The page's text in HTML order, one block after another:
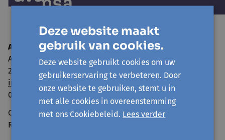
Avansa Rivierenland
Adegemstraat 79
2800 Mechelen
info@avansa-rivierenland.be
015 44 41 00
Ondernemingsnummer: 0860.552.425
RPR Antwerpen, afdeling Mechelen
Deze website maakt
gebruik van cookies.
Deze website gebruikt cookies om uw
gebruikerservaring te verbeteren. Door
onze website te gebruiken, stemt u in
met alle cookies in overeenstemming
met ons Cookiebeleid. Lees verder